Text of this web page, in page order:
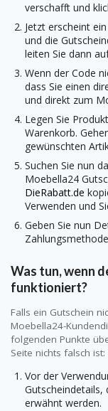
verschafft und
Jetzt erscheint
und die
leiten Sie dann
Wenn der Code
dass Sie einen
und direkt zum
Legen Sie
Warenkorb.
gewünschten
Suchen Sie nun
Moebella24
DieRabatt.de
Verwenden und
Geben Sie nun
Was tun, wenn
funktioniert?
Falls ein Gutschein
Moebella24-
folgenden Punkte
Seite nichts falsch ist:
Vor der
Gutscheindetails,
erwähnt werden.